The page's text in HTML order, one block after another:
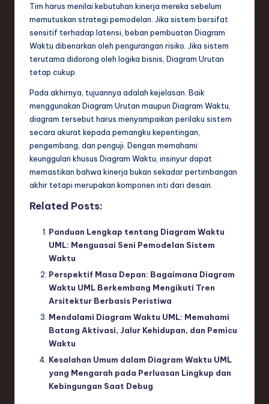
Tim harus menilai kebutuhan kinerja mereka sebelum
memutuskan strategi pemodelan. Jika sistem bersifat
sensitif terhadap latensi, beban pembuatan Diagram
Waktu dibenarkan oleh pengurangan risiko. Jika sistem
terutama didorong oleh logika bisnis, Diagram Urutan
tetap cukup.
Pada akhirnya, tujuannya adalah kejelasan. Baik
menggunakan Diagram Urutan maupun Diagram Waktu,
diagram tersebut harus menyampaikan perilaku sistem
secara akurat kepada pemangku kepentingan,
pengembang, dan penguji. Dengan memahami
keunggulan khusus Diagram Waktu, insinyur dapat
memastikan bahwa kinerja bukan sekadar pertimbangan
akhir tetapi merupakan komponen inti dari desain.
Related Posts:
Panduan Lengkap tentang Diagram Waktu
UML: Menguasai Seni Pemodelan Sistem
Waktu
Perspektif Masa Depan: Bagaimana Diagram
Waktu UML Berkembang Mengikuti Tren
Arsitektur Berbasis Peristiwa
Mendalami Diagram Waktu UML: Memahami
Batang Aktivasi, Jalur Kehidupan, dan Pemicu
Waktu
Kesalahan Umum dalam Diagram Waktu UML
yang Mengarah pada Perluasan Lingkup dan
Kebingungan Saat Debug